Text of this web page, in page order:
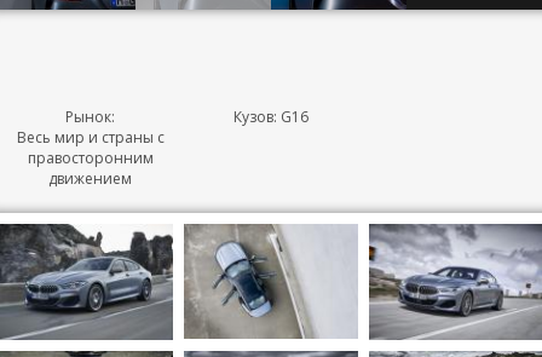
Рынок:
Весь мир и страны с
правосторонним
движением
Кузов: G16